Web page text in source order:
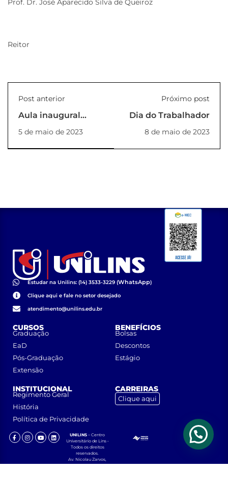
Prof. Dr. José Aparecido Silva de Queiroz
Reitor
Post anterior
Aula inaugural
curso de Geração
Fotovoltaica e
Eficiência
5 de maio de 2023
Próximo post
Dia do Trabalhador
8 de maio de 2023
Estudar na Unilins: (14) 3533-3229 (WhatsApp)
Clique aqui e fale no setor desejado
atendimento@unilins.edu.br
CURSOS
Graduação
EaD
Pós-Graduação
Extensão
BENEFÍCIOS
Bolsas
Descontos
Estágio
INSTITUCIONAL
Regimento Geral
História
Política de Privacidade
CARREIRAS
Clique aqui
UNILINS – Centro
Universitário de Lins •
Todos os direitos
reservados.
Av. Nicolau Zarvos,
1925 – Jardim